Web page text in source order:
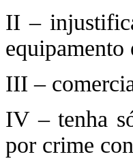
II –
III –
IV – tenha
por crime